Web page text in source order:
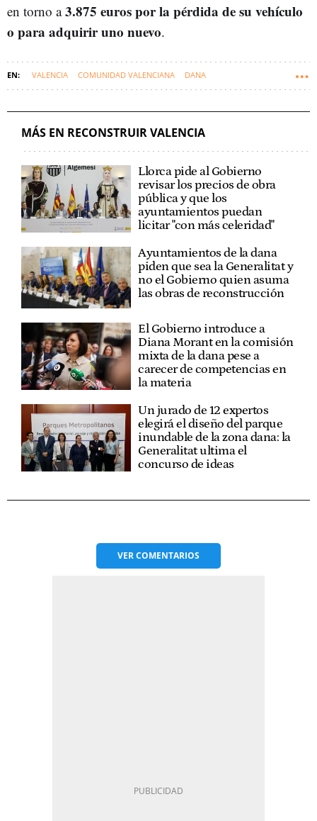
en torno a3.875 euros por la pérdida de su vehículo
o para adquirir uno nuevo.
VALENCIA COMUNIDAD VALENCIANA DANA
MÁS EN RECONSTRUIR VALENCIA
Llorca pide al Gobierno
revisar los precios de obra
pública y que los
ayuntamientos puedan
licitar "con más celeridad"
Ayuntamientos de la dana
piden que sea la Generalitat y
no el Gobierno quien asuma
las obras de reconstrucción
El Gobierno introduce a
Diana Morant en la comisión
mixta de la dana pese a
carecer de competencias en
la materia
Un jurado de 12 expertos
elegirá el diseño del parque
inundable de la zona dana: la
Generalitat ultima el
concurso de ideas
VERCOMENTARIOS